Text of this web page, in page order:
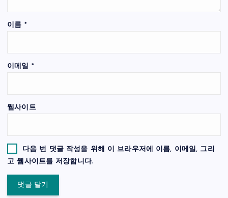
이름 *
이메일 *
웹사이트
다음 번 댓글 작성을 위해 이 브라우저에 이름, 이메일, 그리
고 웹사이트를 저장합니다.